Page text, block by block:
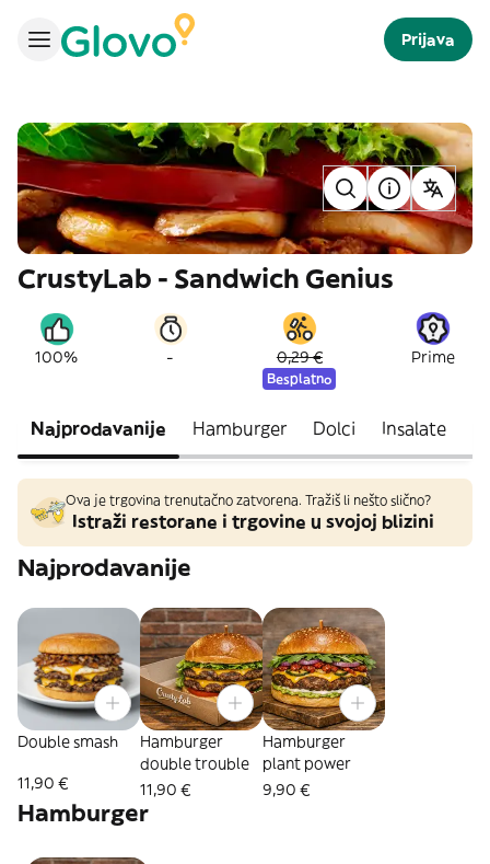
Prijava
CrustyLab - Sandwich Genius
100% - 0,29 €
Besplatno
Prime
Najprodavanije Hamburger Dolci Insalate
Ova je trgovina trenutačno zatvorena. Tražiš li nešto slično?
Istraži restorane i trgovine u svojoj blizini
Najprodavanije
Double smash
11,90 €
Hamburger
double trouble
11,90 €
Hamburger
plant power
9,90 €
Hamburger